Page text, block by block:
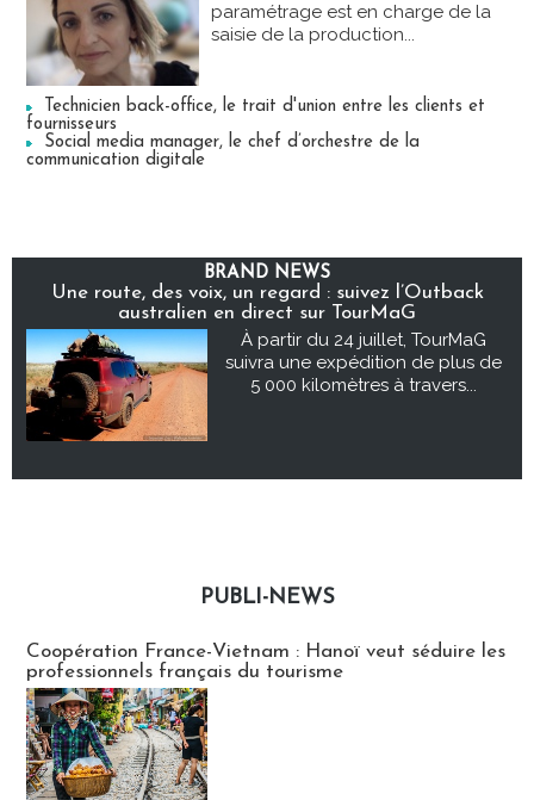
paramétrage est en charge de la
saisie de la production...
Technicien back-office, le trait d'union entre les clients et
fournisseurs
Social media manager, le chef d’orchestre de la
communication digitale
BRAND NEWS
Une route, des voix, un regard : suivez l’Outback
australien en direct sur TourMaG
À partir du 24 juillet, TourMaG
suivra une expédition de plus de
5 000 kilomètres à travers...
PUBLI-NEWS
Coopération France-Vietnam : Hanoï veut séduire les
professionnels français du tourisme